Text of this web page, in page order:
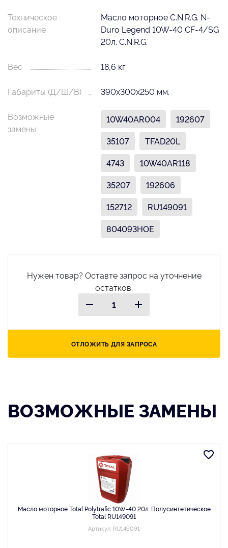
Техническое
описание
Масло моторное C.N.R.G. N-
Duro Legend 10W-40 CF-4/SG
20л. C.N.R.G.
Вес 18,6 кг
Габариты (Д/Ш/В) 390х300х250 мм.
Возможные
замены
10W40AR004
192607
35107
TFAD20L
4743
10W40AR118
35207
192606
152712
RU149091
804093HOE
Нужен товар? Оставте запрос на уточнение
остатков.
ОТЛОЖИТЬ ДЛЯ ЗАПРОСА
ВОЗМОЖНЫЕ ЗАМЕНЫ
Масло моторное Total Polytrafic 10W-40 20л. Полусинтетическое
Total RU149091
Артикул: RU149091